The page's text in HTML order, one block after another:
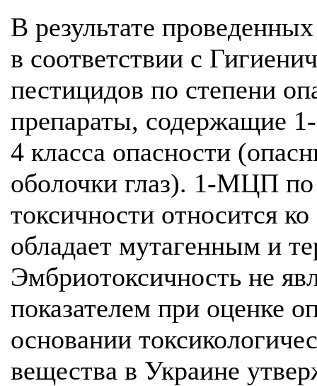
В результате
в соответствии с
пестицидов по степени
препараты, содержащие
4 класса опасности
оболочки глаз). 1-МЦП по
токсичности относится
обладает мутагенным и
Эмбриотоксичность не
показателем при оценке
основании
вещества в Украине